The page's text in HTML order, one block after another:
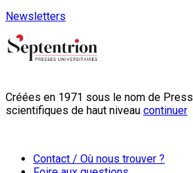
Newsletters
Créées en 1971 sous le nom de
scientifiques de haut niveau continuer
Contact / Où nous trouver ?